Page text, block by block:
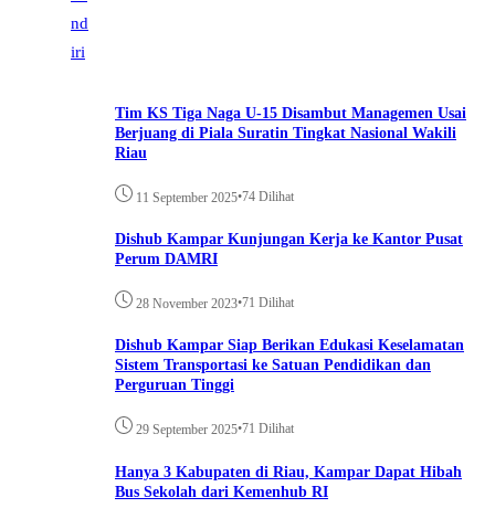
Tim KS Tiga Naga U-15 Disambut Managemen Usai
Berjuang di Piala Suratin Tingkat Nasional Wakili
Riau
11 September 2025•74 Dilihat
Dishub Kampar Kunjungan Kerja ke Kantor Pusat
Perum DAMRI
28 November 2023•71 Dilihat
Dishub Kampar Siap Berikan Edukasi Keselamatan
Sistem Transportasi ke Satuan Pendidikan dan
Perguruan Tinggi
29 September 2025•71 Dilihat
Hanya 3 Kabupaten di Riau, Kampar Dapat Hibah
Bus Sekolah dari Kemenhub RI